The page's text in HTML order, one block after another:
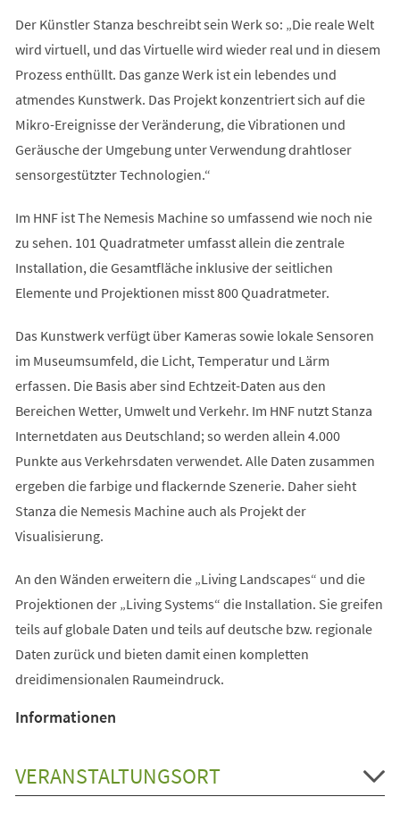
Der Künstler Stanza beschreibt sein Werk so: „Die reale Welt
wird virtuell, und das Virtuelle wird wieder real und in diesem
Prozess enthüllt. Das ganze Werk ist ein lebendes und
atmendes Kunstwerk. Das Projekt konzentriert sich auf die
Mikro-Ereignisse der Veränderung, die Vibrationen und
Geräusche der Umgebung unter Verwendung drahtloser
sensorgestützter Technologien.“
Im HNF ist The Nemesis Machine so umfassend wie noch nie
zu sehen. 101 Quadratmeter umfasst allein die zentrale
Installation, die Gesamtfläche inklusive der seitlichen
Elemente und Projektionen misst 800 Quadratmeter.
Das Kunstwerk verfügt über Kameras sowie lokale Sensoren
im Museumsumfeld, die Licht, Temperatur und Lärm
erfassen. Die Basis aber sind Echtzeit-Daten aus den
Bereichen Wetter, Umwelt und Verkehr. Im HNF nutzt Stanza
Internetdaten aus Deutschland; so werden allein 4.000
Punkte aus Verkehrsdaten verwendet. Alle Daten zusammen
ergeben die farbige und flackernde Szenerie. Daher sieht
Stanza die Nemesis Machine auch als Projekt der
Visualisierung.
An den Wänden erweitern die „Living Landscapes“ und die
Projektionen der „Living Systems“ die Installation. Sie greifen
teils auf globale Daten und teils auf deutsche bzw. regionale
Daten zurück und bieten damit einen kompletten
dreidimensionalen Raumeindruck.
Informationen
VERANSTALTUNGSORT